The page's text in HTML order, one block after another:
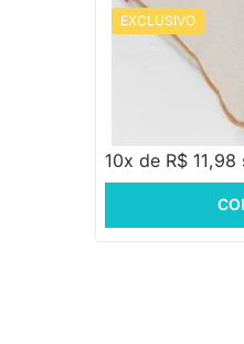
EXCLUSIVO
Almofada Areia
10x de R$ 11,98